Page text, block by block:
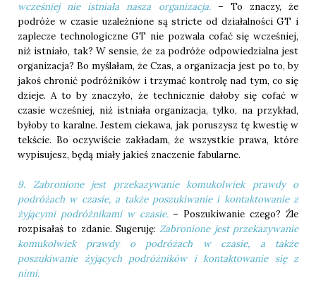
wcześniej nie istniała nasza organizacja.
– To znaczy, że
podróże w czasie uzależnione są stricte od działalności GT i
zaplecze technologiczne GT nie pozwala cofać się wcześniej,
niż istniało, tak? W sensie, że za podróże odpowiedzialna jest
organizacja? Bo myślałam, że Czas, a organizacja jest po to, by
jakoś chronić podróżników i trzymać kontrolę nad tym, co się
dzieje. A to by znaczyło, że technicznie dałoby się cofać w
czasie wcześniej, niż istniała organizacja, tylko, na przykład,
byłoby to karalne. Jestem ciekawa, jak poruszysz tę kwestię w
tekście. Bo oczywiście zakładam, że wszystkie prawa, które
wypisujesz, będą miały jakieś znaczenie fabularne.
9. Zabronione jest przekazywanie komukolwiek prawdy o
podróżach w czasie, a także poszukiwanie i kontaktowanie z
żyjącymi podróżnikami w czasie. – Poszukiwanie czego? Źle
rozpisałaś to zdanie. Sugeruję:Zabronione jest przekazywanie
komukolwiek prawdy o podróżach w czasie, a także
poszukiwanie żyjących podróżników i kontaktowanie się z
nimi.